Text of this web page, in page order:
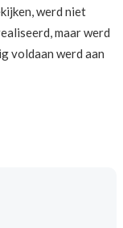
werd niet
maar werd
voldaan werd aan